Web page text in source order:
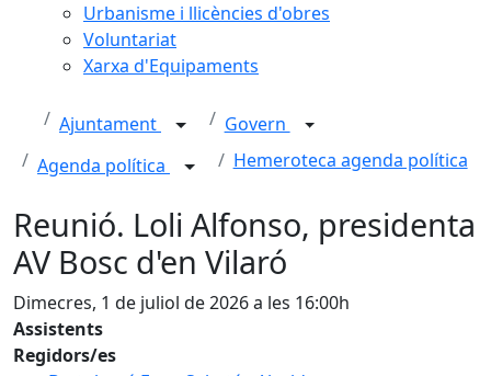
Urbanisme i llicències d'obres
Voluntariat
Xarxa d'Equipaments
Ajuntament
Govern
Agenda política
Hemeroteca agenda política
Reunió. Loli Alfonso, presidenta
AV Bosc d'en Vilaró
Dimecres, 1 de juliol de 2026 a les 16:00h
Assistents
Regidors/es